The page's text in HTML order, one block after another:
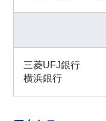
三菱UFJ銀行
横浜銀行